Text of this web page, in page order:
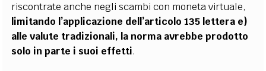
riscontrate anche negli scambi con moneta virtuale,
limitando l’applicazione dell’articolo 135 lettera e)
alle valute tradizionali, la norma avrebbe prodotto
solo in parte i suoi effetti.